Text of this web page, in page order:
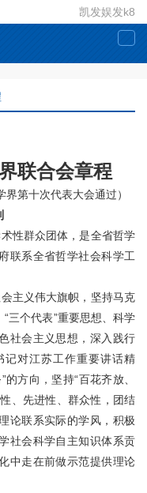
凯发娱发k8
联合会章程
第十次代表大会通过）
性群众团体，是全省哲学
联系全省哲学社会科学工
主义伟大旗帜，坚持马克
三个代表”重要思想、科学
社会主义思想，深入践行
记对江苏工作重要讲话精
方向，坚持“百花齐放、
、先进性、群众性，团结
论联系实际的学风，积极
社会科学自主知识体系贡
中走在前做示范提供理论